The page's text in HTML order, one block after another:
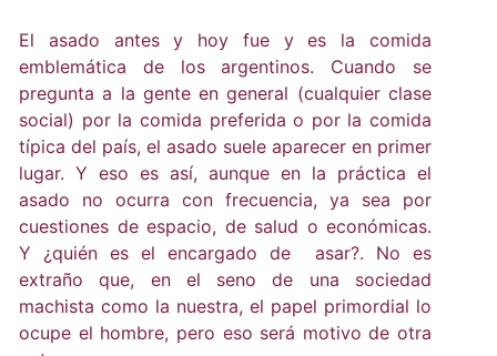
El asado antes y hoy fue y es la comida
emblemática de los argentinos. Cuando se
pregunta a la gente en general (cualquier clase
social) por la comida preferida o por la comida
típica del país, el asado suele aparecer en primer
lugar. Y eso es así, aunque en la práctica el
asado no ocurra con frecuencia, ya sea por
cuestiones de espacio, de salud o económicas.
Y ¿quién es el encargado de asar?. No es
extraño que, en el seno de una sociedad
machista como la nuestra, el papel primordial lo
ocupe el hombre, pero eso será motivo de otra